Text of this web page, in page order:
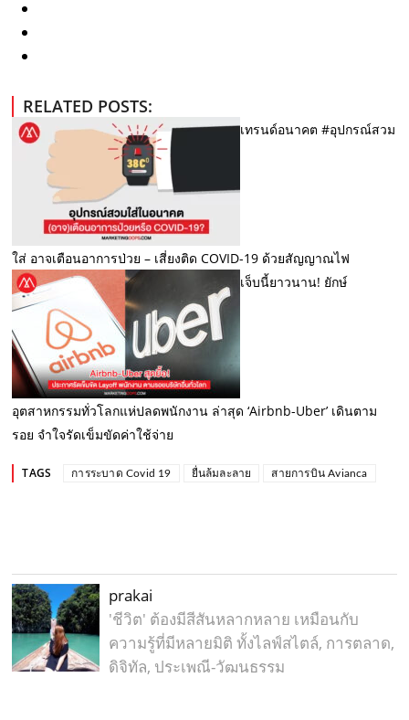
RELATED POSTS:
เทรนด์อนาคต #อุปกรณ์สวม
ใส่ อาจเตือนอาการป่วย – เสี่ยงติด COVID-19 ด้วยสัญญาณไฟ
เจ็บนี้ยาวนาน! ยักษ์
อุตสาหกรรมทั่วโลกแห่ปลดพนักงาน ล่าสุด ‘Airbnb-Uber’ เดินตาม
รอย จำใจรัดเข็มขัดค่าใช้จ่าย
TAGS การระบาด Covid 19 ยื่นล้มละลาย สายการบิน Avianca
prakai
'ชีวิต' ต้องมีสีสันหลากหลาย เหมือนกับ
ความรู้ที่มีหลายมิติ ทั้งไลฟ์สไตล์, การตลาด,
ดิจิทัล, ประเพณี-วัฒนธรรม